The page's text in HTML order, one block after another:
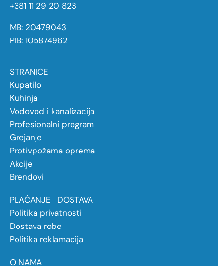
+381 11 29 20 823
MB: 20479043
PIB: 105874962
STRANICE
Kupatilo
Kuhinja
Vodovod i kanalizacija
Profesionalni program
Grejanje
Protivpožarna oprema
Akcije
Brendovi
PLAĆANJE I DOSTAVA
Politika privatnosti
Dostava robe
Politika reklamacija
O NAMA